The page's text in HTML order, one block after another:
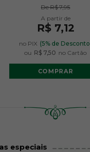
DeR$ 7,95
R$ 7,12
no PIX (5% de
ou R$ 7,50 no Cartão
COMPRAR
especiais